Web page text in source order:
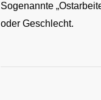
Sogenannte
oder Geschlecht.